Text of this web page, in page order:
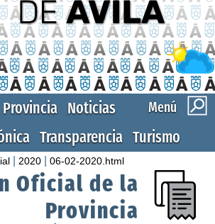
Menú
Provincia Noticias
Transparencia Turismo
2020 |06-02-2020.html
Oficial de la
Provincia